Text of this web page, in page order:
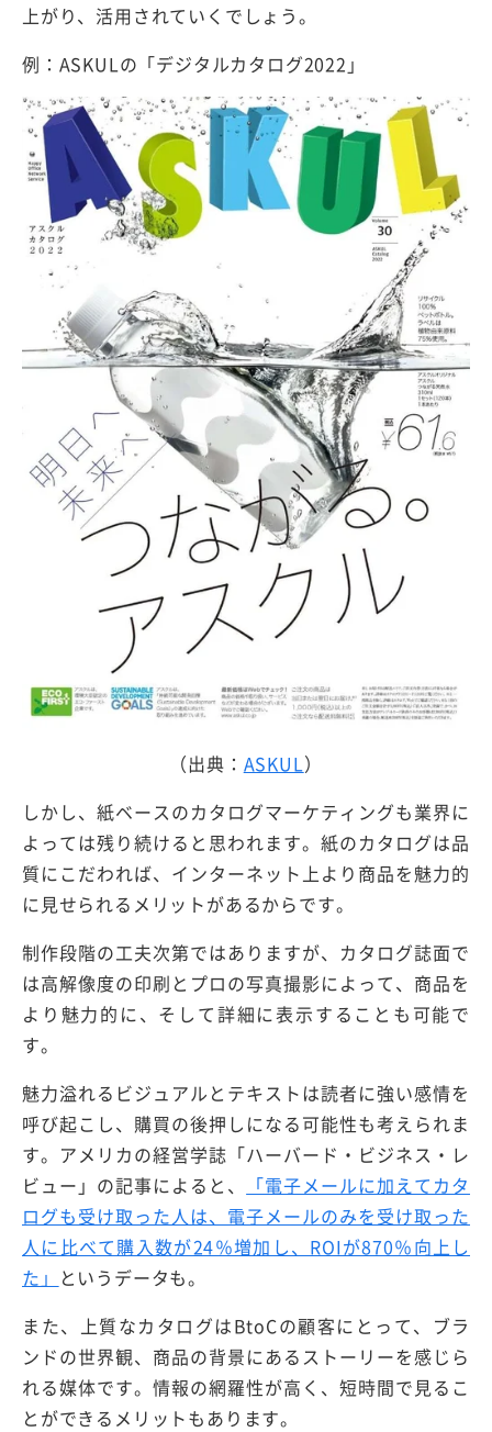
上がり、活用されていくでしょう。
例：ASKULの「デジタルカタログ2022」
（出典： ASKUL）
しかし、紙ベースのカタログマーケティングも業界に
よっては残り続けると思われます。紙のカタログは品
質にこだわれば、インターネット上より商品を魅力的
に見せられるメリットがあるからです。
制作段階の工夫次第ではありますが、カタログ誌面で
は高解像度の印刷とプロの写真撮影によって、商品を
より魅力的に、そして詳細に表示することも可能で
す。
魅力溢れるビジュアルとテキストは読者に強い感情を
呼び起こし、購買の後押しになる可能性も考えられま
す。アメリカの経営学誌「ハーバード・ビジネス・レ
ビュー」の記事によると、
「電子メールに加えてカタ
ログも受け取った人は、電子メールのみを受け取った
人に比べて購入数が24％増加し、ROIが870％向上し
た」 というデータも。
また、上質なカタログはBtoCの顧客にとって、ブラ
ンドの世界観、商品の背景にあるストーリーを感じら
れる媒体です。情報の網羅性が高く、短時間で見るこ
とができるメリットもあります。